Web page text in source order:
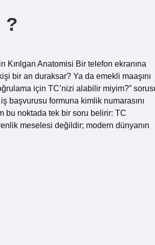
?
Kırılgan Anatomisi Bir telefon ekranına
bir an duraksar? Ya da emekli maaşını
için TC’nizi alabilir miyim?”
başvurusu formuna kimlik numarasını
bu noktada tek bir soru belirir: TC
meselesi değildir; modern dünyanın